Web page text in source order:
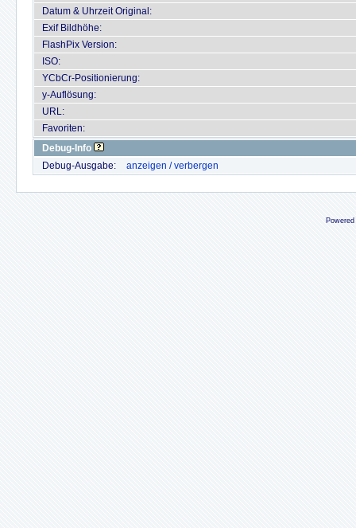
Datum & Uhrzeit Original:
Exif Bildhöhe:
FlashPix Version:
ISO:
YCbCr-Positionierung:
y-Auflösung:
URL:
Favoriten:
Debug-Info
Debug-Ausgabe:
anzeigen / verbergen